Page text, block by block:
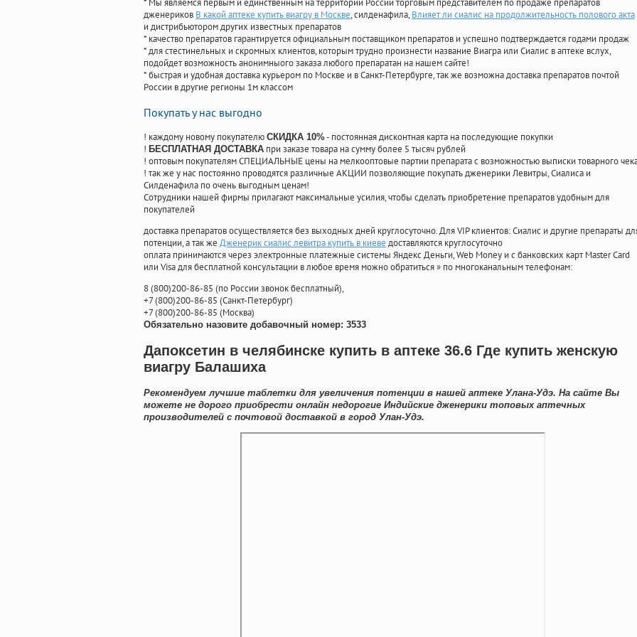
* Мы являемся первым и единственным на территории России торговым представителем по продаже препаратов
дженериков В какой аптеке купить виагру в Москве, силденафила, Влияет ли сиалис на продолжительность полового акта
и дистрибьютором других известных препаратов
* качество препаратов гарантируется официальным поставщиком препаратов и успешно подтверждается годами продаж
* для стестинельных и скромных клиентов, которым трудно произнести название Виагра или Сиалис в аптеке вслух,
подойдет возможность анонимныого заказа любого препаратан на нашем сайте!
* быстрая и удобная доставка курьером по Москве и в Санкт-Петербурге, так же возможна доставка препаратов почтой
России в другие регионы 1м классом
Покупать у нас выгодно
! каждому новому покупателю СКИДКА 10%- постоянная дисконтная карта на последующие покупки
! БЕСПЛАТНАЯ ДОСТАВКА при заказе товара на сумму более 5 тысяч рублей
! оптовым покупателям СПЕЦИАЛЬНЫЕ цены на мелкооптовые партии препарата с возможностью выписки товарного
! так же у нас постоянно проводятся различные АКЦИИ позволяющие покупать дженерики Левитры, Сиалиса и
Силденафила по очень выгодным ценам!
Cотрудники нашей фирмы прилагают максимальные усилия, чтобы сделать приобретение препаратов удобным для
покупателей
доставка препаратов осуществляется без выходных дней круглосуточно. Для VIP клиентов: Сиалис и другие препараты
потенции, а так же Дженерик сиалис левитра купить в киеве доставляются круглосуточно
оплата принимаются через электронные платежные системы Яндекс Деньги, Web Money и с банковских карт Master Card
или Visa для бесплатной консультации в любое время можно обратиться» по многоканальным телефонам:
8(800)200-86-85 (по России звонок бесплатный),
+7(800)200-86-85 (Санкт-Петербург)
+7(800)200-86-85 (Москва)
Обязательно назовите добавочный номер: 3533
Дапоксетин в челябинске купить в аптеке 36.6 Где купить женскую
виагру Балашиха
Рекомендуем лучшие таблетки для увеличения потенции в нашей аптеке Улана-Удэ. На сайте Вы
можете не дорого приобрести онлайн недорогие Индийские дженерики топовых аптечных
производителей с почтовой доставкой в город Улан-Удэ.